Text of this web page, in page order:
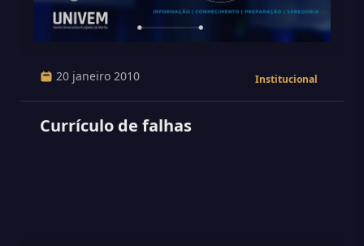
20 janeiro 2010 Institucional
Currículo de falhas